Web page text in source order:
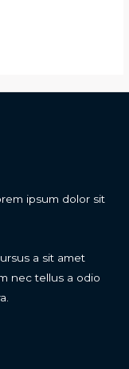
ipsum dolor sit
a sit amet
nec tellus a odio